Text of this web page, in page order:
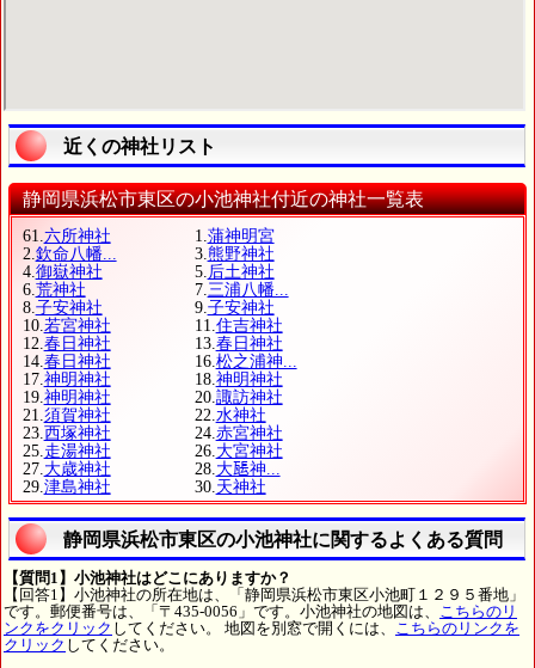
近くの神社リスト
静岡県浜松市東区の小池神社付近の神社一覧表
61.六所神社 1.蒲神明宮
2.欽命八幡... 3.熊野神社
4.御嶽神社 5.后土神社
6.荒神社 7.三浦八幡...
8.子安神社 9.子安神社
10.若宮神社 11.住吉神社
12.春日神社 13.春日神社
14.春日神社 16.松之浦神...
17.神明神社 18.神明神社
19.神明神社 20.諏訪神社
21.須賀神社 22.水神社
23.西塚神社 24.赤宮神社
25.走湯神社 26.大宮神社
27.大歳神社 28.大𤭖神...
29.津島神社 30.天神社
静岡県浜松市東区の小池神社に関するよくある質問
【質問1】小池神社はどこにありますか？
【回答1】小池神社の所在地は、「静岡県浜松市東区小池町１２９５番地」
です。郵便番号は、「〒435-0056」です。小池神社の地図は、 こちらのリ
ンクをクリック してください。 地図を別窓で開くには、 こちらのリンクを
クリック してください。